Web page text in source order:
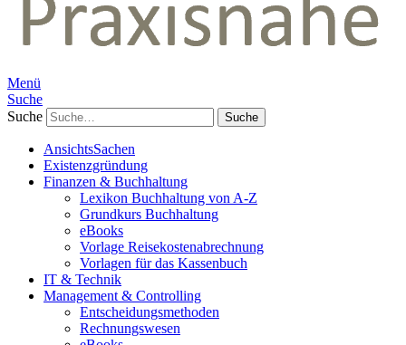
Menü
Suche
Suche
AnsichtsSachen
Existenzgründung
Finanzen & Buchhaltung
Lexikon Buchhaltung von A-Z
Grundkurs Buchhaltung
eBooks
Vorlage Reisekostenabrechnung
Vorlagen für das Kassenbuch
IT & Technik
Management & Controlling
Entscheidungsmethoden
Rechnungswesen